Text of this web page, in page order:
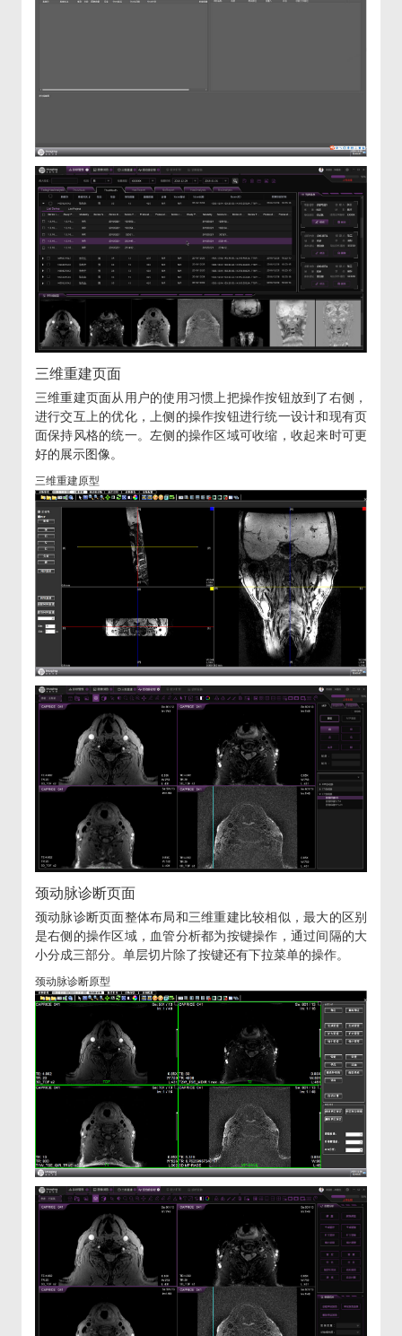
三维重建页面
三维重建页面从用户的使用习惯上把操作按钮放到了右侧，
进行交互上的优化，上侧的操作按钮进行统一设计和现有页
面保持风格的统一。左侧的操作区域可收缩，收起来时可更
好的展示图像。
三维重建原型
颈动脉诊断页面
颈动脉诊断页面整体布局和三维重建比较相似，最大的区别
是右侧的操作区域，血管分析都为按键操作，通过间隔的大
小分成三部分。单层切片除了按键还有下拉菜单的操作。
颈动脉诊断原型